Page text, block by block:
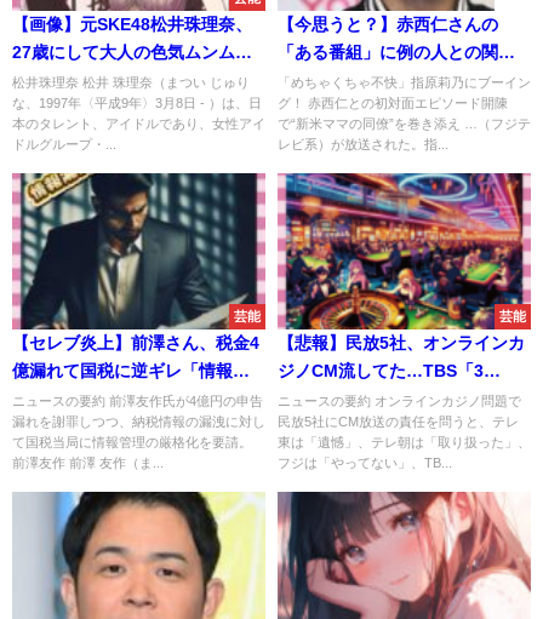
【画像】元SKE48松井珠理奈、
27歳にして大人の色気ムンムン
になってしまうｗｗｗｗｗｗｗ
ｗｗｗｗｗｗｗｗｗ
松井珠理奈 松井 珠理奈（まつい じゅり
な、1997年〈平成9年〉3月8日 - ）は、日
本のタレント、アイドルであり、女性アイ
ドルグループ・...
【今思うと？】赤西仁さんの
「ある番組」に例の人との関係
が注目されることに
「めちゃくちゃ不快」指原莉乃にブーイン
グ！ 赤西仁との初対面エピソード開陳
で“新米ママの同僚”を巻き添え …（フジテ
レビ系）が放送された。指...
芸能
【セレブ炎上】前澤さん、税金4
億漏れて国税に逆ギレ「情報が
漏れるのおかしくない？」
ニュースの要約 前澤友作氏が4億円の申告
漏れを謝罪しつつ、納税情報の漏洩に対し
て国税当局に情報管理の厳格化を要請。
前澤友作 前澤 友作（ま...
芸能
【悲報】民放5社、オンラインカ
ジノCM流してた…TBS「3
行」、日テレ「無回答」
ニュースの要約 オンラインカジノ問題で
民放5社にCM放送の責任を問うと、テレ
東は「遺憾」、テレ朝は「取り扱った」、
フジは「やってない」、TB...